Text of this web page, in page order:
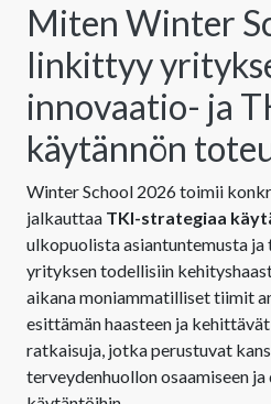
Miten Winter
linkittyy
innovaatio- ja
käytännön
Winter School 2026 toimii
jalkauttaa TKI-strategiaa
ulkopuolista asiantuntemusta
yrityksen todellisiin
aikana moniammatilliset tiimit
esittämän haasteen ja
ratkaisuja, jotka perustuvat
terveydenhuollon osaamiseen